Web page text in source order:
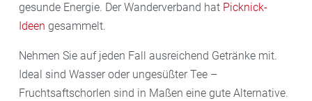
gesunde Energie. Der Wanderverband hat Picknick-
Ideen gesammelt.
Nehmen Sie auf jeden Fall ausreichend Getränke mit.
Ideal sind Wasser oder ungesüßter Tee –
Fruchtsaftschorlen sind in Maßen eine gute Alternative.